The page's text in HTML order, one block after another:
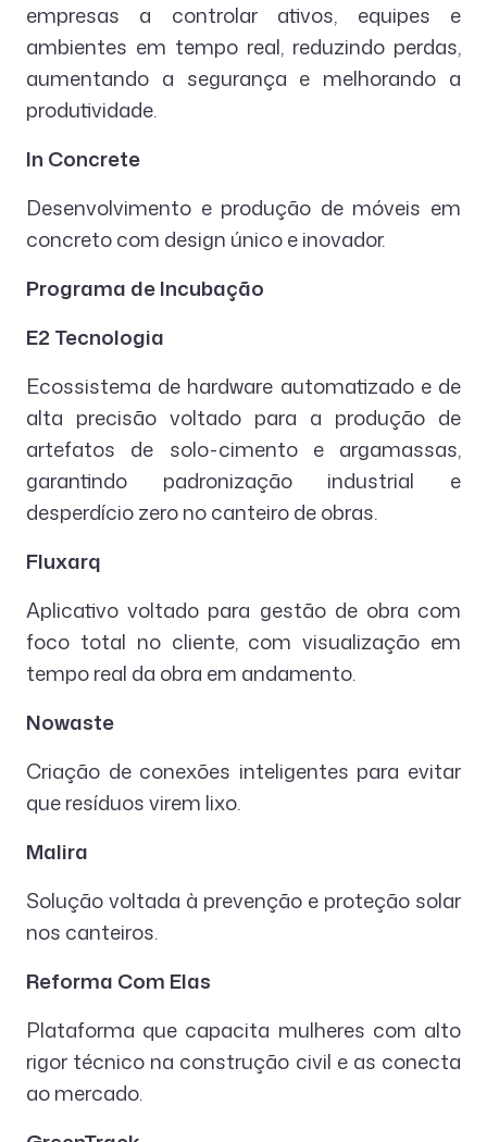
empresas a controlar ativos, equipes e
ambientes em tempo real, reduzindo perdas,
aumentando a segurança e melhorando a
produtividade.
In Concrete
Desenvolvimento e produção de móveis em
concreto com design único e inovador.
Programa de Incubação
E2 Tecnologia
Ecossistema de hardware automatizado e de
alta precisão voltado para a produção de
artefatos de solo-cimento e argamassas,
garantindo padronização industrial e
desperdício zero no canteiro de obras.
Fluxarq
Aplicativo voltado para gestão de obra com
foco total no cliente, com visualização em
tempo real da obra em andamento.
Nowaste
Criação de conexões inteligentes para evitar
que resíduos virem lixo.
Malira
Solução voltada à prevenção e proteção solar
nos canteiros.
Reforma Com Elas
Plataforma que capacita mulheres com alto
rigor técnico na construção civil e as conecta
ao mercado.